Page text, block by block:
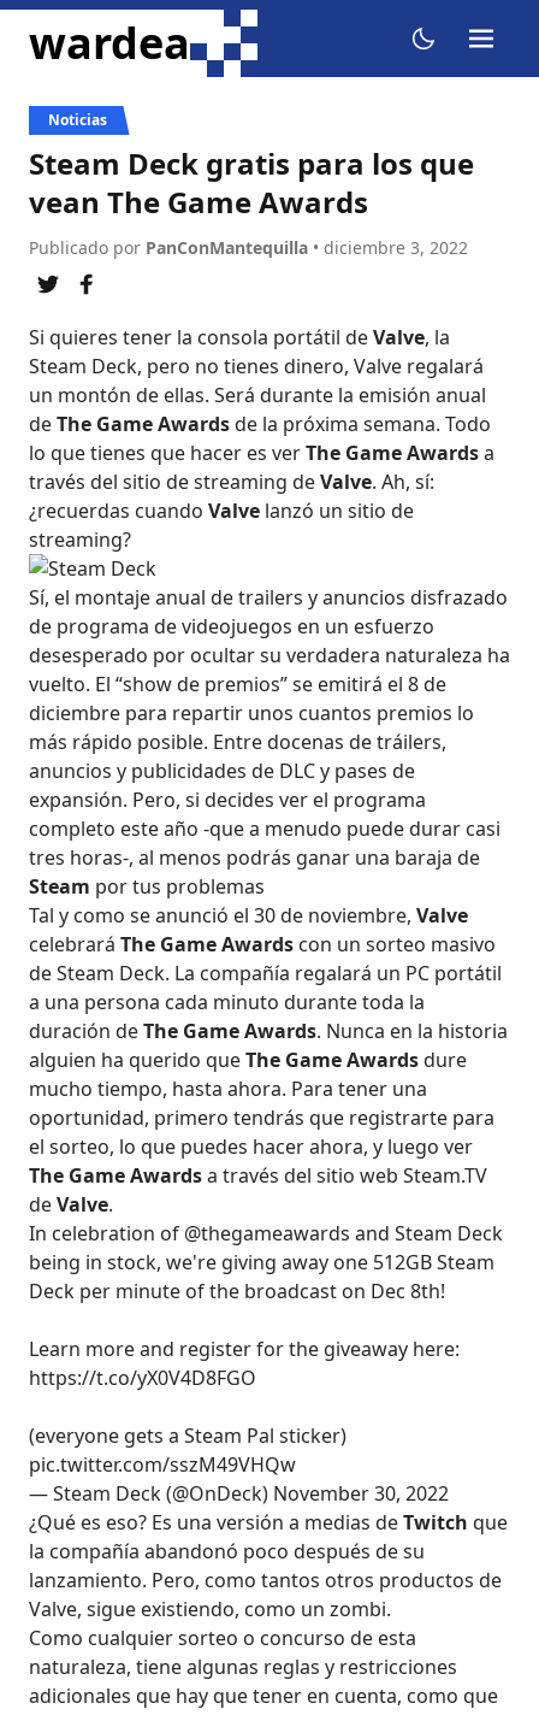
ir al contenido
wardea dark mode
menu
Noticias
Steam Deck gratis para los que
vean The Game Awards
Publicado por PanConMantequilla • diciembre 3, 2022
compartir en twitter
compartir en facebook
Si quieres tener la consola portátil deValve, la
Steam Deck, pero no tienes dinero, Valve regalará
un montón de ellas. Será durante la emisión anual
deThe Game Awardsde la próxima semana. Todo
lo que tienes que hacer es verThe Game Awardsa
través del sitio de streaming deValve. Ah, sí:
¿recuerdas cuando Valve lanzó un sitio de
streaming?
Sí, el montaje anual de trailers y anuncios disfrazado
de programa de videojuegos en un esfuerzo
desesperado por ocultar su verdadera naturaleza ha
vuelto. El “show de premios” se emitirá el 8 de
diciembre para repartir unos cuantos premios lo
más rápido posible. Entre docenas de tráilers,
anuncios y publicidades de DLC y pases de
expansión. Pero, si decides ver el programa
completo este año -que a menudo puede durar casi
tres horas-, al menos podrás ganar una baraja de
Steam por tus problemas
Tal y como se anunció el 30 de noviembre, Valve
celebrará The Game Awards con un sorteo masivo
de Steam Deck. La compañía regalará un PC portátil
a una persona cada minuto durante toda la
duración deThe Game Awards. Nunca en la historia
alguien ha querido queThe Game Awardsdure
mucho tiempo, hasta ahora. Para tener una
oportunidad, primero tendrás que registrarte para
el sorteo, lo que puedes hacer ahora, y luego ver
The Game Awardsa través del sitio web Steam.TV
deValve.
In celebration of @thegameawards and Steam Deck
being in stock, we're giving away one 512GB Steam
Deck per minute of the broadcast on Dec 8th!
Learn more and register for the giveaway here:
https://t.co/yX0V4D8FGO
(everyone gets a Steam Pal sticker)
pic.twitter.com/sszM49VHQw
— Steam Deck (@OnDeck) November 30, 2022
¿Qué es eso? Es una versión a medias deTwitch que
la compañía abandonó poco después de su
lanzamiento. Pero, como tantos otros productos de
Valve, sigue existiendo, como un zombi.
Como cualquier sorteo o concurso de esta
naturaleza, tiene algunas reglas y restricciones
adicionales que hay que tener en cuenta, como que